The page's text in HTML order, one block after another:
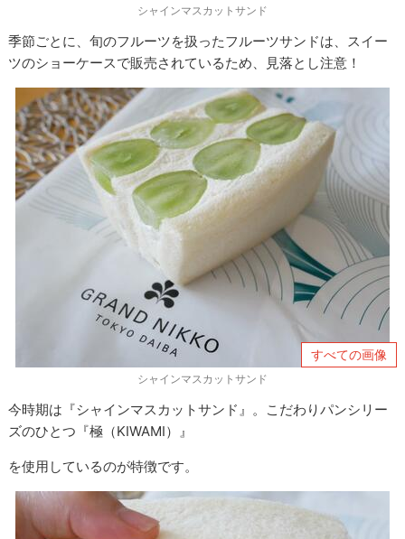
シャインマスカットサンド
季節ごとに、旬のフルーツを扱ったフルーツサンドは、スイー
ツのショーケースで販売されているため、見落とし注意！
すべての画像
シャインマスカットサンド
今時期は『シャインマスカットサンド』。こだわりパンシリー
ズのひとつ『極（KIWAMI）』
を使用しているのが特徴です。